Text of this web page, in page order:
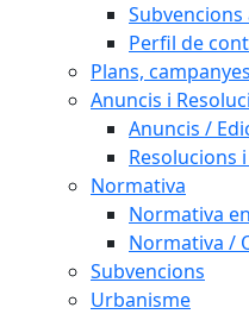
Perfil de
Plans,
Anuncis i
Anuncis /
Resolucions
Normativa
Normativa
Normativa /
Subvencions
Urbanisme